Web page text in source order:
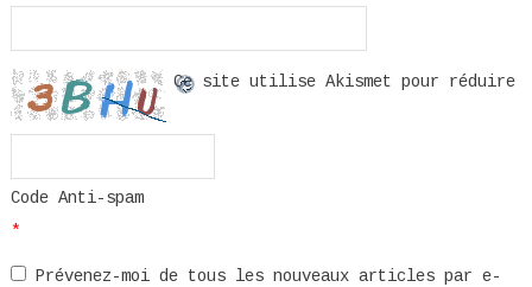
Code Anti-spam
*
Prévenez-moi de tous les nouveaux articles par e-
Ce site utilise Akismet pour réduire